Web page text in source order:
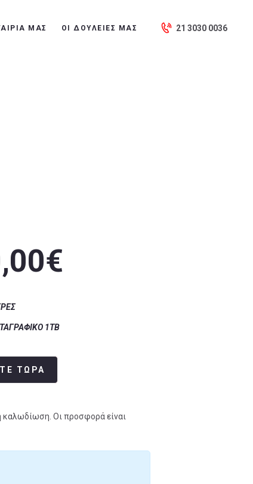
ΜΑΣ ΟΙ ΔΟΥΛΕΙΈΣ ΜΑΣ 21 3030 0036
1ΤΒ
ΤΩΡΑ
καλωδίωση. Οι προσφορά είναι